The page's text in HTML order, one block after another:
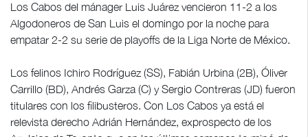
Los Cabos del mánager Luis Juárez vencieron 11-2 a los
Algodoneros de San Luis el domingo por la noche para
empatar 2-2 su serie de playoffs de la Liga Norte de México.
Los felinos Ichiro Rodríguez (SS), Fabián Urbina (2B), Óliver
Carrillo (BD), Andrés Garza (C) y Sergio Contreras (JD) fueron
titulares con los filibusteros. Con Los Cabos ya está el
relevista derecho Adrián Hernández, exprospecto de los